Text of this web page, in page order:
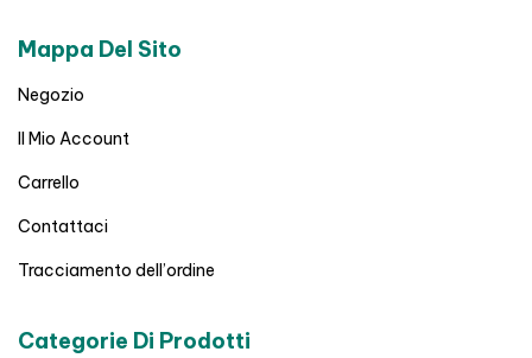
Mappa Del Sito
Negozio
Il Mio Account
Carrello
Contattaci
Tracciamento dell’ordine
Categorie Di Prodotti